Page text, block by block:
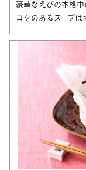
豪華なえびの本格
コクのあるスープは